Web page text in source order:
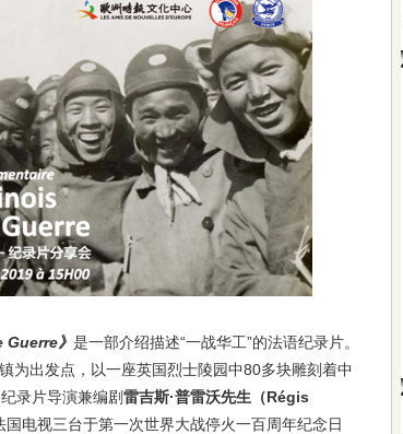
》 是一部介绍描述“一战华工”的法语纪录片。
为出发点，以一座英国烈士陵园中80多块雕刻着中
录片导演兼编剧雷吉斯·普雷沃先生（Régis
电视三台于第一次世界大战停火一百周年纪念日